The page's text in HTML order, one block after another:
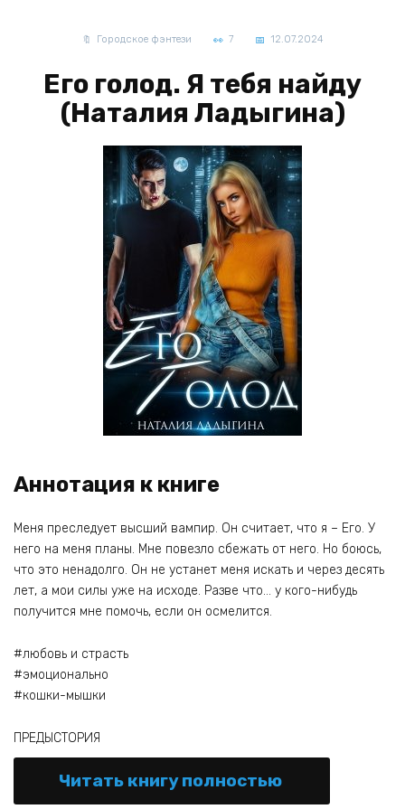
Городское фэнтези 7 12.07.2024
Его голод. Я тебя найду
(Наталия Ладыгина)
Аннотация к книге
Меня преследует высший вампир. Он считает, что я – Его. У
него на меня планы. Мне повезло сбежать от него. Но боюсь,
что это ненадолго. Он не устанет меня искать и через десять
лет, а мои силы уже на исходе. Разве что… у кого-нибудь
получится мне помочь, если он осмелится.
#любовь и страсть
#эмоционально
#кошки-мышки
ПРЕДЫСТОРИЯ
Читать книгу полностью